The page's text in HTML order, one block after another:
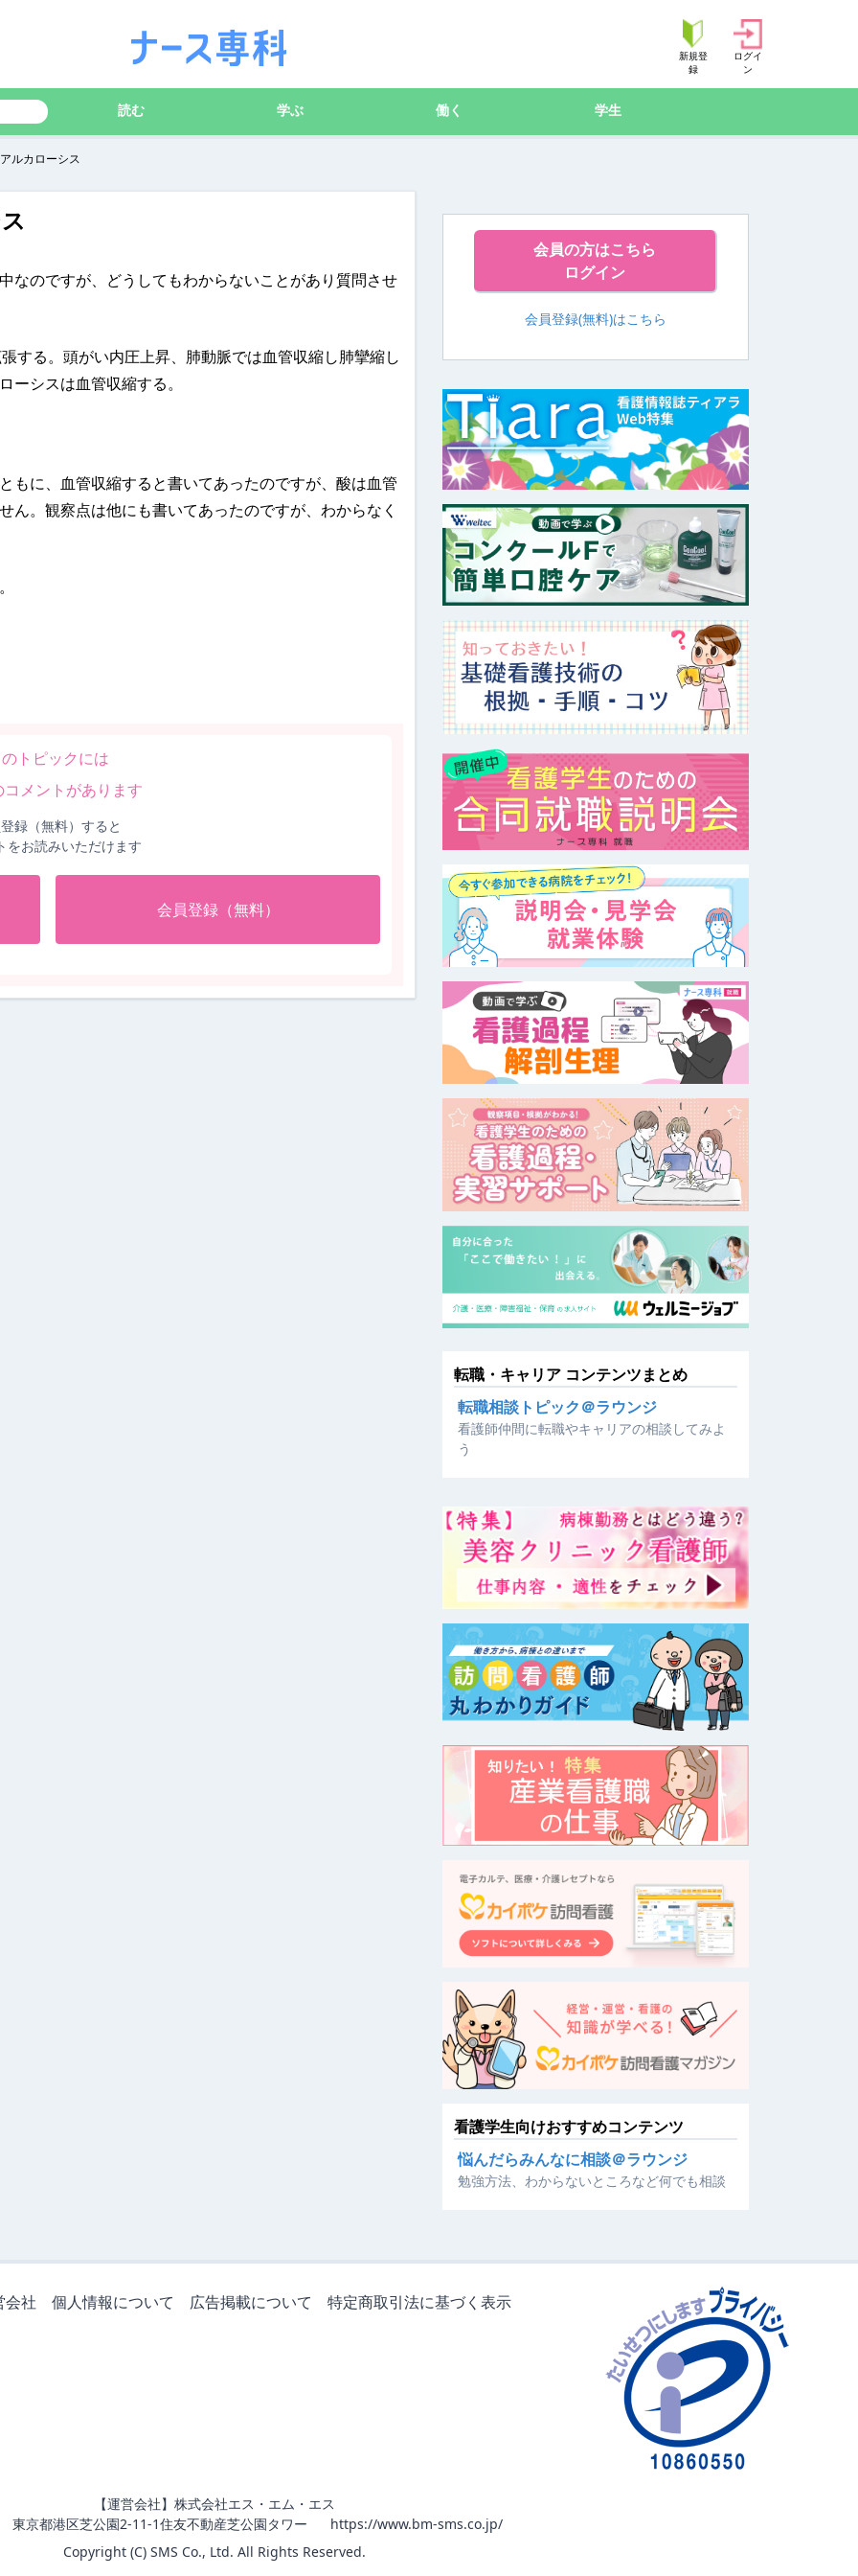
新規登
録
ログイ
ン
読む 学ぶ 働く 学生
ルカローシス
なのですが、どうしてもわからないことがあり質問させ
する。頭がい内圧上昇、肺動脈では血管収縮し肺攣縮し
ーシスは血管収縮する。
もに、血管収縮すると書いてあったのですが、酸は血管
ん。観察点は他にも書いてあったのですが、わからなく
トピックには
コメントがあります
録（無料）すると
をお読みいただけます
会員登録（無料）
会員の方はこちら
ログイン
会員登録(無料)はこちら
転職・キャリア コンテンツまとめ
転職相談トピック＠ラウンジ
看護師仲間に転職やキャリアの相談してみよ
う
看護学生向けおすすめコンテンツ
悩んだらみんなに相談＠ラウンジ
勉強方法、わからないところなど何でも相談
会社 個人情報について 広告掲載について 特定商取引法に基づく表示
【運営会社】株式会社エス・エム・エス
京都港区芝公園2-11-1住友不動産芝公園タワー
https://www.bm-sms.co.jp/
Copyright (C) SMS Co., Ltd. All Rights Reserved.